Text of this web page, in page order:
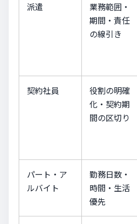
派遣
業務範囲・
期間・責任
の線引き
契約社員
役割の明確
化・契約期
間の区切り
パート・ア
ルバイト
勤務日数・
時間・生活
優先